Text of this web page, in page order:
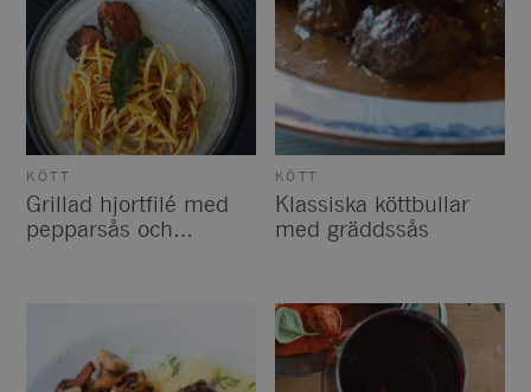
KÖTT
Grillad hjortfilé med
pepparsås och
KÖTT
Klassiska köttbullar
med gräddssås